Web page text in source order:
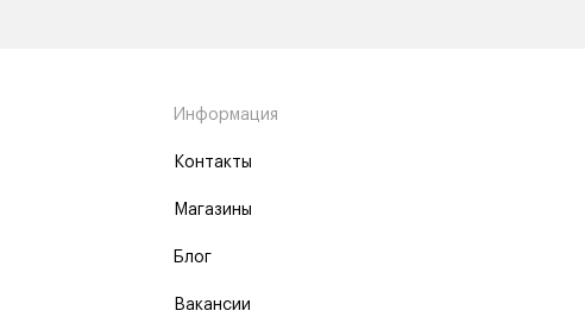
Информация
Контакты
Магазины
Блог
Вакансии